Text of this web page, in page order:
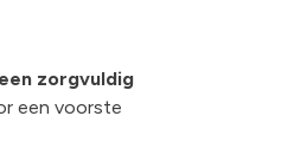
een zorgvuldig
een voorste